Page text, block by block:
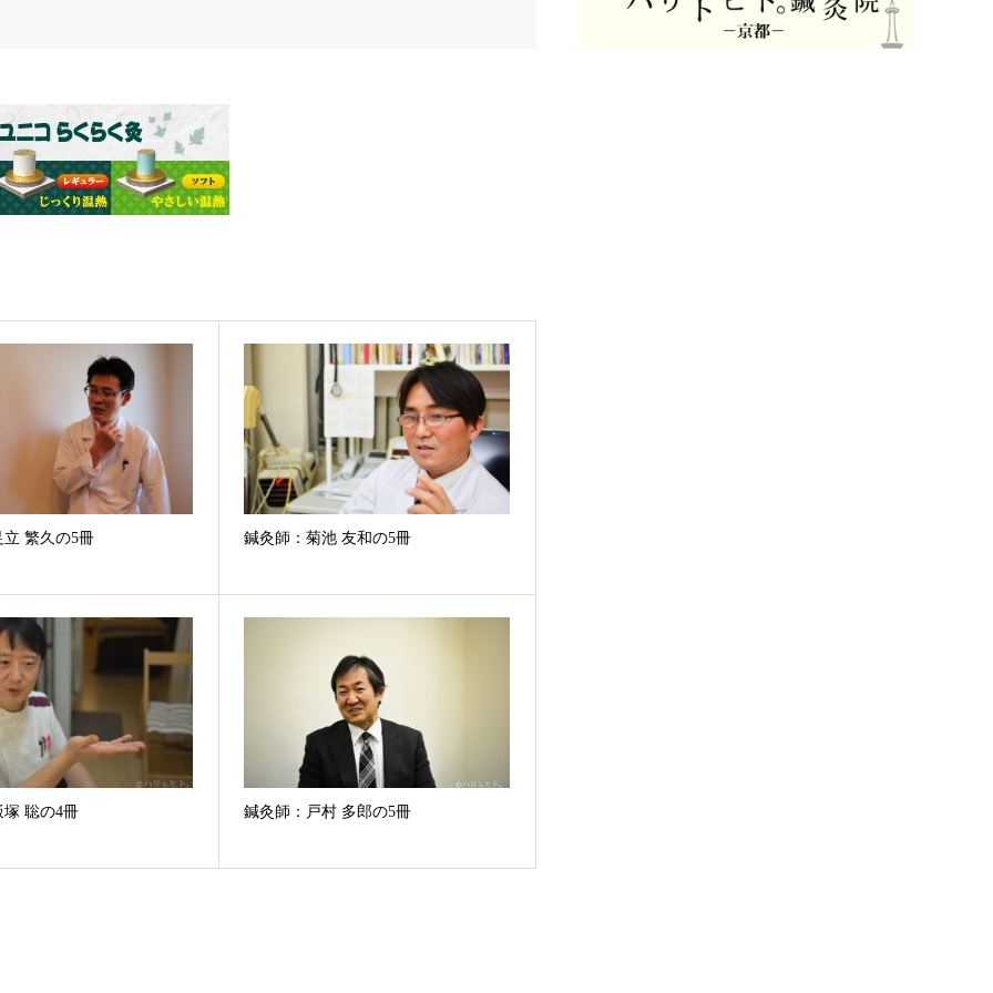
立 繁久の5冊 鍼灸師：菊池 友和の5冊
塚 聡の4冊 鍼灸師：戸村 多郎の5冊